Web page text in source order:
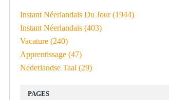
PAGES
Instant Néerlandais Du Jour(1944)
Instant Néerlandais (403)
Vacature (240)
Apprentissage (47)
Nederlandse Taal (29)